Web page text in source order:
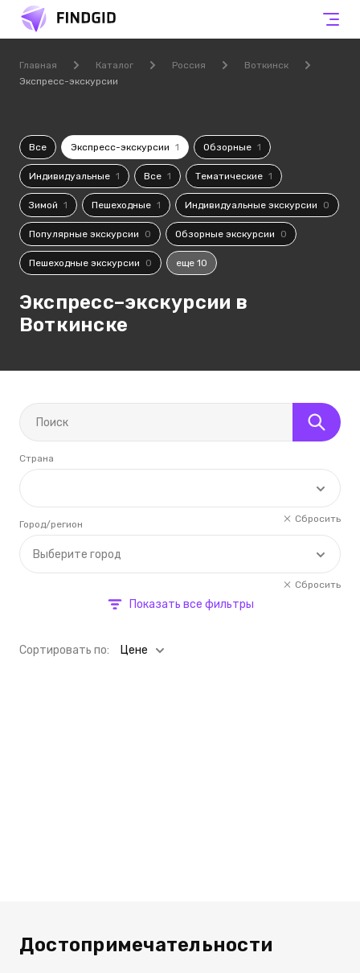
Главная Каталог Россия
Воткинск
Экспресс-экскурсии
Все Экспресс-экскурсии 1 Обзорные 1
Индивидуальные 1 Все 1 Тематические 1
Зимой 1 Пешеходные 1 Индивидуальные экскурсии 0
Популярные экскурсии 0 Обзорные экскурсии 0
Пешеходные экскурсии 0 еще 10
Экспресс–экскурсии в
Воткинске
Страна
Сбросить
Выберите город
Город/регион
Сбросить
Показать все фильтры
Cортировать по: Цене
Достопримечательности